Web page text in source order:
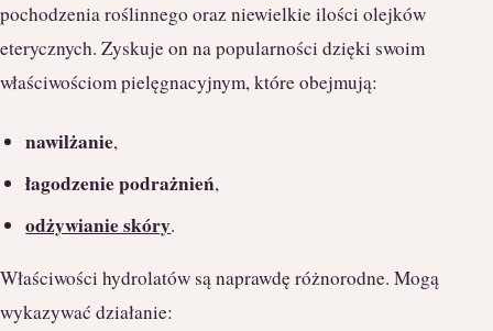
pochodzenia roślinnego oraz niewielkie ilości olejków
eterycznych. Zyskuje on na popularności dzięki swoim
właściwościom pielęgnacyjnym, które obejmują:
nawilżanie,
łagodzenie podrażnień,
odżywianie skóry.
Właściwości hydrolatów są naprawdę różnorodne. Mogą
wykazywać działanie: